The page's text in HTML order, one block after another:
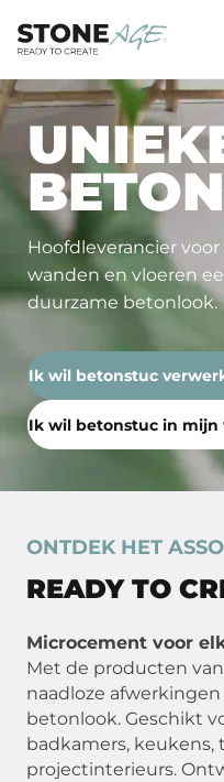
Hoofdleverancier
wanden en vloeren
duurzame betonlook.
Ik wil betonstuc
Ik wil betonstuc in mijn
ONTDEK HET
READY TO
Microcement voor
Met de producten
naadloze
betonlook. Geschikt
badkamers, keukens,
projectinterieurs.